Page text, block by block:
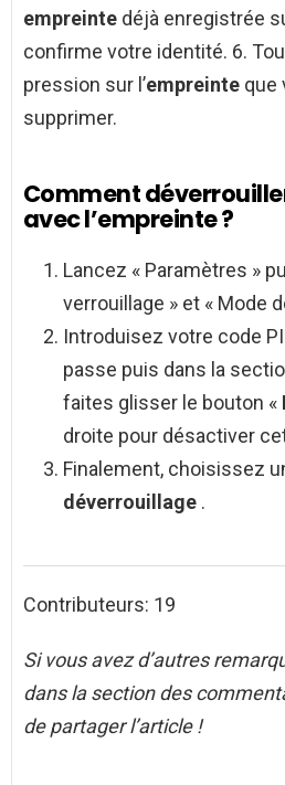
empreinte déjà enregistrée
confirme votre identité. 6.
pression sur l’empreinte que
supprimer.
Comment
avec l’empreinte ?
Lancez « Paramètres »
verrouillage » et « Mode
Introduisez votre code
passe puis dans la
faites glisser le bouton «
droite pour désactiver
Finalement, choisissez
déverrouillage .
Contributeurs: 19
Si vous avez d’autres
dans la section des
de partager l’article !